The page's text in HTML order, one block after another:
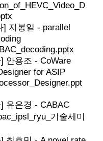
] 지봉일 - parallel
안용조 - CoWare
for ASIP
유은경 - CABAC
기술세미